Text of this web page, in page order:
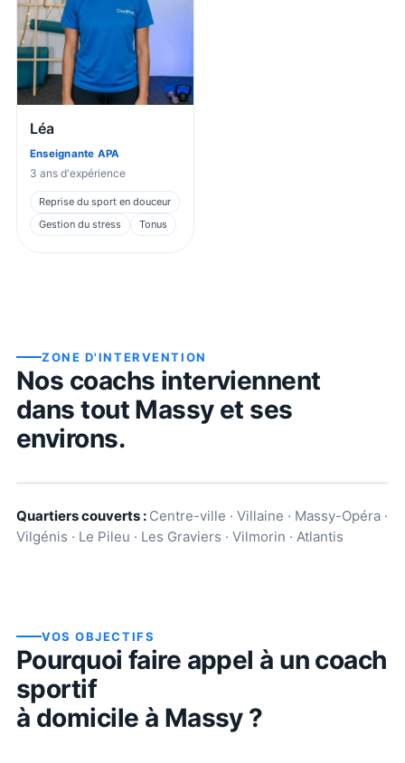
Léa
Enseignante APA
3 ans d'expérience
Reprise du sport en douceur
Gestion du stress
Tonus
ZONE D'INTERVENTION
Nos coachs interviennent
dans tout Massyet ses
environs.
Quartiers couverts : Centre-ville · Villaine · Massy-Opéra ·
Vilgénis · Le Pileu · Les Graviers · Vilmorin · Atlantis
VOS OBJECTIFS
Pourquoi faire appel à un coach
sportif
à domicile à Massy?